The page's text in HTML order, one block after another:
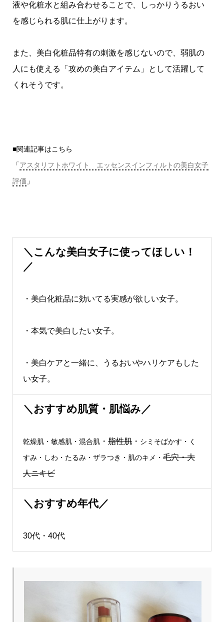
液や化粧水と組み合わせることで、しっかりうるおい
を感じられる肌に仕上がります。
また、美白化粧品特有の刺激を感じないので、弱肌の
人にも使える「攻めの美白アイテム」として活躍して
くれそうです。
■関連記事はこちら
「アスタリフトホワイト エッセンスインフィルトの美白女子
評価 」
＼こんな美白女子に使ってほしい！
／
・美白化粧品に効いてる実感が欲しい女子。
・本気で美白したい女子。
・美白ケアと一緒に、うるおいやハリケアもした
い女子。
＼おすすめ肌質・肌悩み／
乾燥肌・敏感肌・混合肌 ・ 脂性肌 ・ シミそばかす・く
すみ・しわ・たるみ・ザラつき・肌のキメ・ 毛穴・大
人ニキビ
＼おすすめ年代／
30代・40代